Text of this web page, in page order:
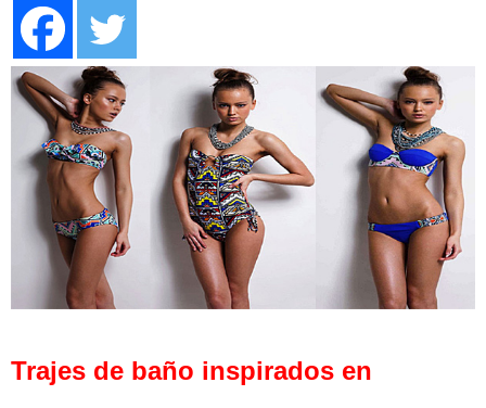
Trajes de baño inspirados en